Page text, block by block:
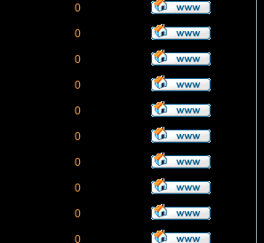
0
0
0
0
0
0
0
0
0
0